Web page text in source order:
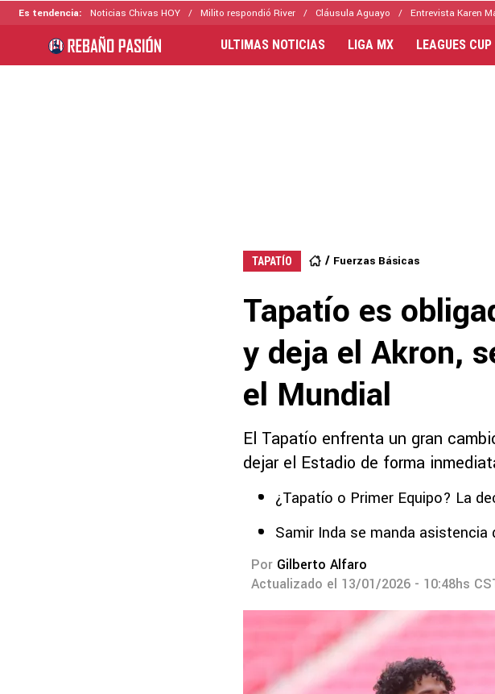
Es tendencia: Noticias Chivas HOY Milito respondió River Cláusula Aguayo Entrevista Karen
ULTIMAS NOTICIAS LIGA MX LEAGUES CUP
TAPATÍO Fuerzas Básicas
Tapatío es
y deja el Akron,
el Mundial
El Tapatío enfrenta un gran
dejar el Estadio de forma
¿Tapatío o Primer Equipo? La
Samir Inda se manda
Por Gilberto Alfaro
Actualizado el 13/01/2026 - 10:48hs